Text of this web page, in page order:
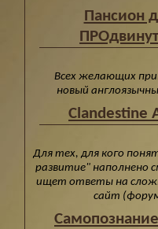
Пансион
Всех желающих
новый
Clandestine
Для тех, для кого
развитие" наполнено
ищет ответы на
сайт